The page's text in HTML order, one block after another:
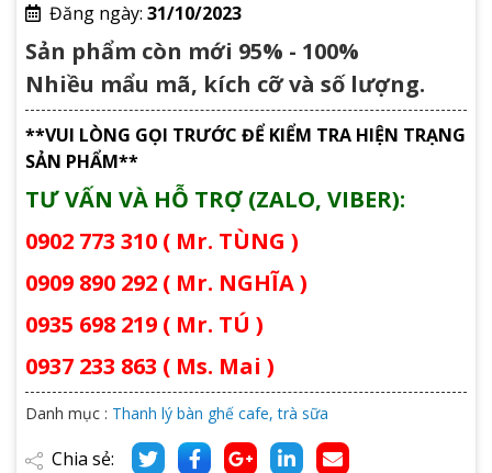
Đăng ngày: 31/10/2023
Sản phẩm còn mới 95% - 100%
Nhiều mẩu mã, kích cỡ và số lượng.
**VUI LÒNG GỌI TRƯỚC ĐỂ KIỂM TRA HIỆN TRẠNG
SẢN PHẨM**
TƯ VẤN VÀ HỖ TRỢ (ZALO, VIBER):
0902 773 310 ( Mr. TÙNG )
0909 890 292 ( Mr. NGHĨA )
0935 698 219 ( Mr. TÚ )
0937 233 863 ( Ms. Mai )
Danh mục : Thanh lý bàn ghế cafe, trà sữa
Chia sẻ: